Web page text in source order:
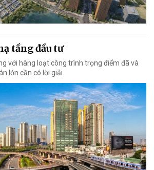
tầng đầu tư
với hàng loạt công trình trọng điểm đã và
lớn cần có lời giải.